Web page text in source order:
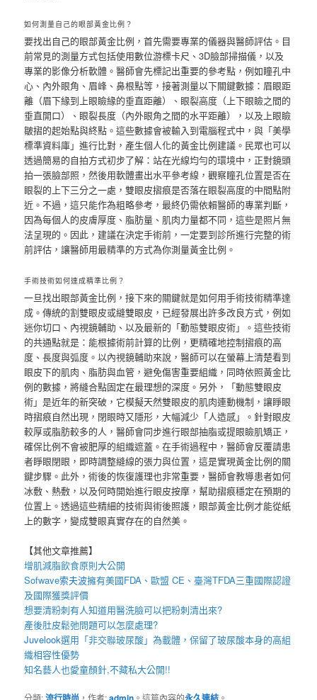
如何測量自己的眼部黃金比例？
要找出自己的眼部黃金比例，首先需要專業的儀器與醫師評估。目
前常見的測量方式包括使用數位游標卡尺、3D臉部掃描儀，以及
專業的影像分析軟體。醫師會先標記出重要的參考點，例如瞳孔中
心、內外眼角、眉峰、鼻根點等，接著測量以下關鍵數據：眉眼距
離（眉下緣到上眼瞼緣的垂直距離）、眼裂高度（上下眼瞼之間的
垂直開口）、眼裂長度（內外眼角之間的水平距離），以及上眼瞼
皺摺的起始點與終點。這些數據會被輸入到電腦程式中，與「美學
標準資料庫」進行比對，產生個人化的黃金比例建議。民眾也可以
透過簡易的自拍方式初步了解：站在光線均勻的環境中，正對鏡頭
拍一張臉部照，然後用軟體畫出水平參考線，觀察瞳孔位置是否在
眼裂的上下三分之一處，雙眼皮摺痕是否落在眼裂高度的中間點附
近。不過，這只能作為粗略參考，最終仍需依賴醫師的專業判斷，
因為每個人的皮膚厚度、脂肪量、肌肉力量都不同，這些是照片無
法呈現的。因此，建議在決定手術前，一定要到診所進行完整的術
前評估，讓醫師用最精準的方式為你測量黃金比例。
手術技術如何達成精準比例？
一旦找出眼部黃金比例，接下來的關鍵就是如何用手術技術精準達
成。傳統的割雙眼皮或縫雙眼皮，已經發展出許多改良方式，例如
迷你切口、內視鏡輔助、以及最新的「動態雙眼皮術」。這些技術
的共通點就是：能根據術前計算的比例，更精確地控制摺痕的高
度、長度與弧度。以內視鏡輔助來說，醫師可以在螢幕上清楚看到
眼皮下的肌肉、脂肪與血管，避免傷害重要組織，同時依照黃金比
例的數據，將縫合點固定在最理想的深度。另外，「動態雙眼皮
術」是近年的新突破，它模擬天然雙眼皮的肌肉連動機制，讓睜眼
時摺痕自然出現，閉眼時又隱形，大幅減少「人造感」。針對眼皮
較厚或脂肪較多的人，醫師會同步進行眼部抽脂或提眼瞼肌矯正，
確保比例不會被肥厚的組織遮蓋。在手術過程中，醫師會反覆請患
者睜眼閉眼，即時調整縫線的張力與位置，這是實現黃金比例的關
鍵步驟。此外，術後的恢復護理也非常重要，醫師會教導患者如何
冰敷、熱敷，以及何時開始進行眼皮按摩，幫助摺痕穩定在預期的
位置上。透過這些精細的技術與術後照護，眼部黃金比例才能從紙
上的數字，變成雙眼真實存在的自然美。
【其他文章推薦】
增肌減脂飲食原則大公開
Sofwave索夫波擁有美國FDA、歐盟 CE、臺灣TFDA三重國際認證
及國際獲獎評價
想要清粉刺有人知道用醫洗臉可以把粉刺清出來?
產後肚皮鬆弛問題可以怎麼處理?
Juvelook選用「非交聯玻尿酸」為載體，保留了玻尿酸本身的高組
織相容性優勢
知名藝人也愛童顏針,不藏私大公開!!